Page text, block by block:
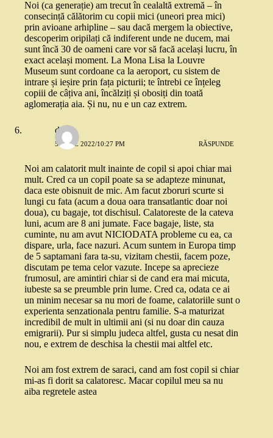
Noi (ca generație) am trecut în cealaltă extremă – în
consecință călătorim cu copii mici (uneori prea mici)
prin avioane arhipline – sau dacă mergem la obiective,
descoperim oripilați că indiferent unde ne ducem, mai
sunt încă 30 de oameni care vor să facă același lucru, în
exact același moment. La Mona Lisa la Louvre
Museum sunt cordoane ca la aeroport, cu sistem de
intrare și ieșire prin fața picturii; te întrebi ce înțeleg
copiii de câțiva ani, încălziți și obosiți din toată
aglomerația aia. Și nu, nu e un caz extrem.
dojo
5 IULIE 2022/10:27 PM RĂSPUNDE
Noi am calatorit mult inainte de copil si apoi chiar mai
mult. Cred ca un copil poate sa se adapteze minunat,
daca este obisnuit de mic. Am facut zboruri scurte si
lungi cu fata (acum a doua oara transatlantic doar noi
doua), cu bagaje, tot dischisul. Calatoreste de la cateva
luni, acum are 8 ani jumate. Face bagaje, liste, sta
cuminte, nu am avut NICIODATA probleme cu ea, ca
dispare, urla, face nazuri. Acum suntem in Europa timp
de 5 saptamani fara ta-su, vizitam chestii, facem poze,
discutam pe tema celor vazute. Incepe sa aprecieze
frumosul, are amintiri chiar si de cand era mai micuta,
iubeste sa se preumble prin lume. Cred ca, odata ce ai
un minim necesar sa nu mori de foame, calatoriile sunt o
experienta senzationala pentru familie. S-a maturizat
incredibil de mult in ultimii ani (si nu doar din cauza
emigrarii). Pur si simplu judeca altfel, gusta cu nesat din
nou, e extrem de deschisa la chestii mai altfel etc.
Noi am fost extrem de saraci, cand am fost copil si chiar
mi-as fi dorit sa calatoresc. Macar copilul meu sa nu
aiba regretele astea